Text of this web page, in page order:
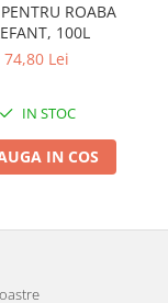
ROABA
100L
74,80 Lei
IN STOC
IN COS